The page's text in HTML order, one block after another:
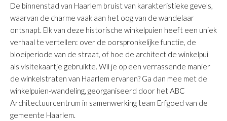
De binnenstad van Haarlem bruist van karakteristieke gevels,
waarvan de charme vaak aan het oog van de wandelaar
ontsnapt. Elk van deze historische winkelpuien heeft een uniek
verhaal te vertellen: over de oorspronkelijke functie, de
bloeiperiode van de straat, of hoe de architect de winkelpui
als visitekaartje gebruikte. Wil je op een verrassende manier
de winkelstraten van Haarlem ervaren? Ga dan mee met de
winkelpuien-wandeling, georganiseerd door het ABC
Architectuurcentrum in samenwerking team Erfgoed van de
gemeente Haarlem.